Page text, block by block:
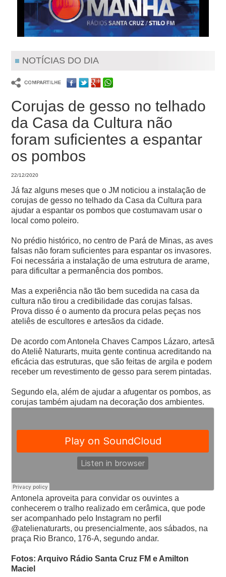
NOTÍCIAS DO DIA
Corujas de gesso no telhado
da Casa da Cultura não
foram suficientes a espantar
os pombos
22/12/2020
Já faz alguns meses que o JM noticiou a instalação de
corujas de gesso no telhado da Casa da Cultura para
ajudar a espantar os pombos que costumavam usar o
local como poleiro.
No prédio histórico, no centro de Pará de Minas, as aves
falsas não foram suficientes para espantar os invasores.
Foi necessária a instalação de uma estrutura de arame,
para dificultar a permanência dos pombos.
Mas a experiência não tão bem sucedida na casa da
cultura não tirou a credibilidade das corujas falsas.
Prova disso é o aumento da procura pelas peças nos
ateliês de escultores e artesãos da cidade.
De acordo com Antonela Chaves Campos Lázaro, artesã
do Ateliê Naturarts, muita gente continua acreditando na
eficácia das estruturas, que são feitas de argila e podem
receber um revestimento de gesso para serem pintadas.
Segundo ela, além de ajudar a afugentar os pombos, as
corujas também ajudam na decoração dos ambientes.
Antonela aproveita para convidar os ouvintes a
conhecerem o tralho realizado em cerâmica, que pode
ser acompanhado pelo Instagram no perfil
@atelienaturarts, ou presencialmente, aos sábados, na
praça Rio Branco, 176-A, segundo andar.
Fotos: Arquivo Rádio Santa Cruz FM e Amilton
Maciel